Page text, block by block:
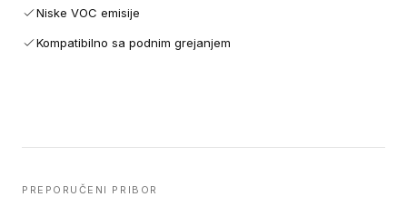
Niske VOC emisije
Kompatibilno sa podnim grejanjem
PREPORUČENI PRIBOR